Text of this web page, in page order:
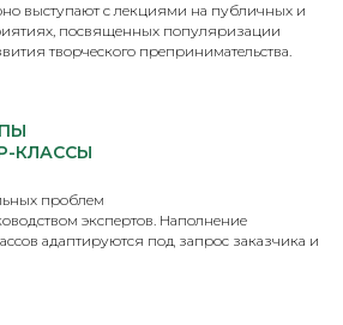
выступают с лекциями на публичных и
посвященных популяризации
творческого препринимательства.
КЛАССЫ
проблем
экспертов. Наполнение
адаптируются под запрос заказчика и